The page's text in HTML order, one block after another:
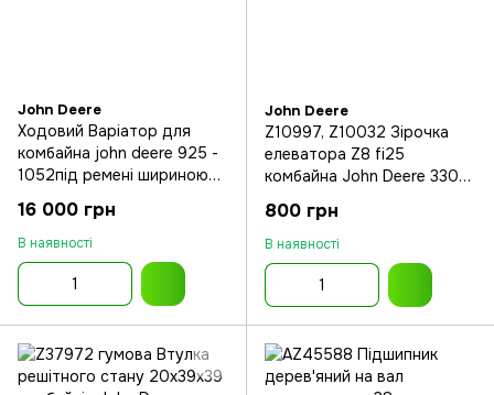
John Deere
Ходовий Варіатор для
комбайна john deere 925 -
1052під ремені шириною
16 000 грн
В наявності
John Deere
Z10997, Z10032 Зірочка
елеватора Z8 fi25
комбайна John Deere 330-
800 грн
В наявності